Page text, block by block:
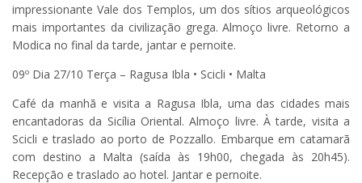
impressionante Vale dos Templos, um dos sítios arqueológicos
mais importantes da civilização grega. Almoço livre. Retorno a
Modica no final da tarde, jantar e pernoite.
09º Dia 27/10 Terça – Ragusa Ibla • Scicli • Malta
Café da manhã e visita a Ragusa Ibla, uma das cidades mais
encantadoras da Sicília Oriental. Almoço livre. À tarde, visita a
Scicli e traslado ao porto de Pozzallo. Embarque em catamarã
com destino a Malta (saída às 19h00, chegada às 20h45).
Recepção e traslado ao hotel. Jantar e pernoite.